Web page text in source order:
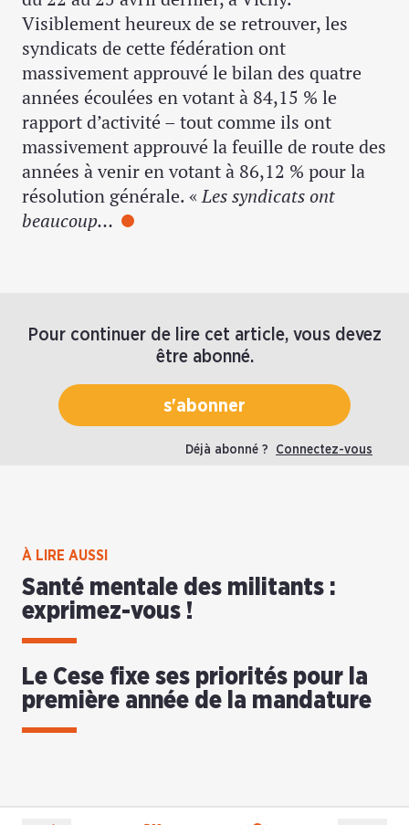
Visiblement heureux de se retrouver, les
syndicats de cette fédération ont
massivement approuvé le bilan des quatre
années écoulées en votant à 84,15 % le
rapport d’activité – tout comme ils ont
massivement approuvé la feuille de route des
années à venir en votant à 86,12 % pour la
résolution générale. «Les syndicats ont
beaucoup…
Pour continuer de lire cet article, vous devez
être abonné.
s'abonner
Déjà abonné ? Connectez-vous
À LIRE AUSSI
Santé mentale des militants :
exprimez-vous !
Le Cese fixe ses priorités pour la
première année de la mandature